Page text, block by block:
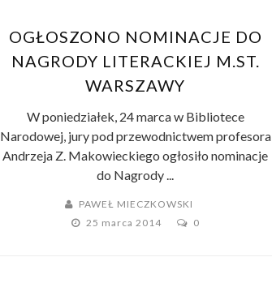
OGŁOSZONO NOMINACJE DO
NAGRODY LITERACKIEJ M.ST.
WARSZAWY
W poniedziałek, 24 marca w Bibliotece
Narodowej, jury pod przewodnictwem profesora
Andrzeja Z. Makowieckiego ogłosiło nominacje
do Nagrody ...
PAWEŁ MIECZKOWSKI
25 marca 2014
0